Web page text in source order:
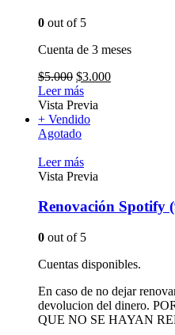
0 out of 5
Cuenta de 3 meses
$5.000 $3.000
Leer más
Vista Previa
+ Vendido
Agotado
Leer más
Vista Previa
Renovación Spotify
0 out of 5
Cuentas disponibles.
En caso de no dejar
devolucion del dinero.
QUE NO SE HAYAN